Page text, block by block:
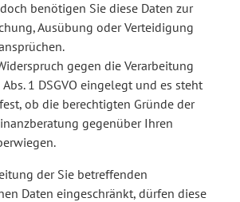
benötigen Sie diese Daten zur
Ausübung oder Verteidigung
gegen die Verarbeitung
Abs. 1 DSGVO eingelegt und es steht
ob die berechtigten Gründe der
gegenüber Ihren
der Sie betreffenden
Daten eingeschränkt, dürfen diese